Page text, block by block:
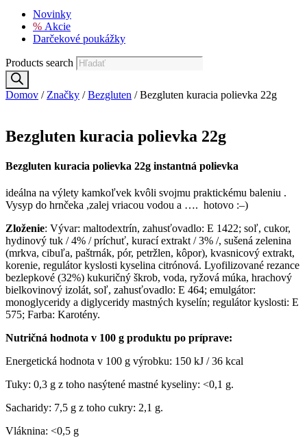
Novinky
% Akcie
Darčekové poukážky
Products search
Domov / Značky /Bezgluten / Bezgluten kuracia polievka 22g
Bezgluten kuracia polievka 22g
Bezgluten kuracia polievka 22g instantná polievka
ideálna na výlety kamkoľvek kvôli svojmu praktickému baleniu .
Vysyp do hrnčeka ,zalej vriacou vodou a …. hotovo :–)
Zloženie: Vývar: maltodextrín, zahusťovadlo: E 1422; soľ, cukor,
hydinový tuk / 4% / príchuť, kurací extrakt / 3% /, sušená zelenina
(mrkva, cibuľa, paštrnák, pór, petržlen, kôpor), kvasnicový extrakt,
korenie, regulátor kyslosti kyselina citrónová. Lyofilizované rezance
bezlepkové (32%) kukuričný škrob, voda, ryžová múka, hrachový
bielkovinový izolát, soľ, zahusťovadlo: E 464; emulgátor:
monoglyceridy a diglyceridy mastných kyselín; regulátor kyslosti: E
575; Farba: Karotény.
Nutričná hodnota v 100 g produktu po príprave:
Energetická hodnota v 100 g výrobku: 150 kJ / 36 kcal
Tuky: 0,3 g z toho nasýtené mastné kyseliny: <0,1 g.
Sacharidy: 7,5 g z toho cukry: 2,1 g.
Vláknina: <0,5 g